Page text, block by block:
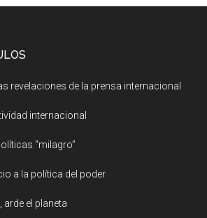
revelaciones de la prensa internacional
internacional
“milagro”
a la política del poder
arde el planeta